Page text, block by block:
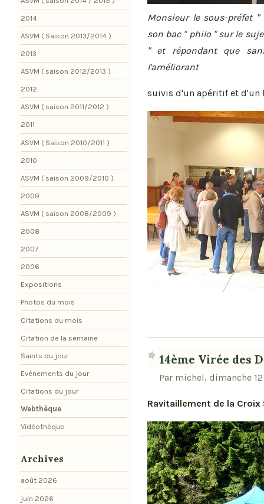
Monsieur le sous-préfet
son bac " philo " sur le
" et répondant que
l'améliorant
suivis d'un apéritif et d'un
14ème Virée des
Par michel, dimanche
Ravitaillement de la Croix
2014
ASVM ( Saison 2013/2014 )
2013
ASVM ( saison 2012/2013 )
2012
ASVM ( saison 2011/2012 )
2011
ASVM ( Saison 2010/2011 )
2010
ASVM ( saison 2009/2010 )
2009
ASVM ( saison 2008/2009 )
2008
2007
2006
Expositions
Photos du mois
Citations du mois
Citation de la semaine
Saints du jour
Evénements du jour
Citations du jour
Webthèque
Vidéothèque
Archives
août 2026
juin 2026